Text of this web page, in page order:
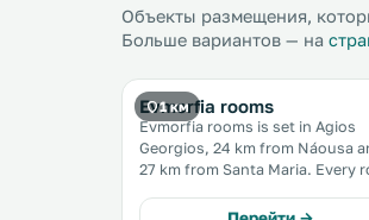
Объекты размещения,
Больше вариантов — на
1 км
Evmorfia rooms
Evmorfia rooms is set in Agios
Georgios, 24 km from Náousa
27 km from Santa Maria. Every room
luggage storage space at the